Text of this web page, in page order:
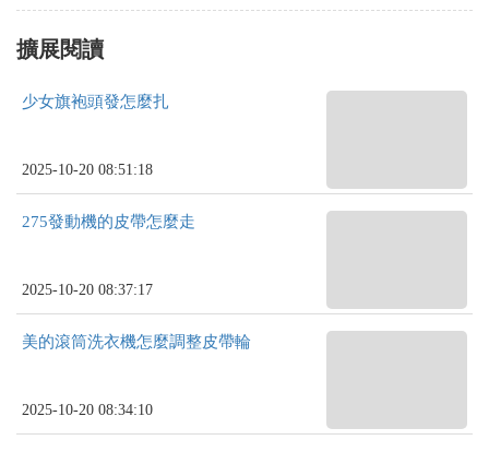
擴展閱讀
少女旗袍頭發怎麼扎
2025-10-20 08:51:18
275發動機的皮帶怎麼走
2025-10-20 08:37:17
美的滾筒洗衣機怎麼調整皮帶輪
2025-10-20 08:34:10